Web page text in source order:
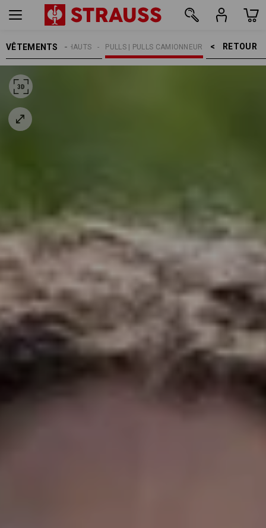
VÊTEMENTS RETOUR    >
PULLS | PULLS CAMIONNEUR
HAUTS
FEMMES